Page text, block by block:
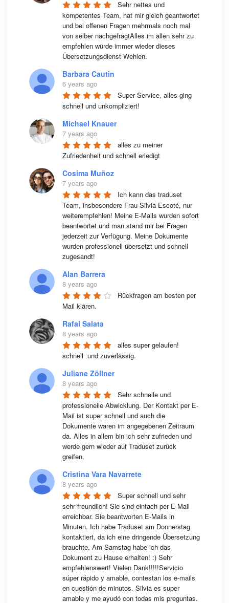
Sehr nettes und
kompetentes Team, hat mir gleich geantwortet
und bei offenen Fragen mehrmals noch mal
von selber nachgefragtAlles im allen sehr zu
empfehlen würde immer wieder dieses
Übersetzungsdienst Wehlen.
Barbara Cautin
6 years ago
Super Service, alles ging
schnell und unkompliziert!
Michael Knauer
7 years ago
alles zu meiner
Zufriedenheit und schnell erledigt
Cosima Muñoz
7 years ago
Ich kann das traduset
Team, insbesondere Frau Silvia Escoté, nur
weiterempfehlen! Meine E-Mails wurden sofort
beantwortet und man stand mir bei Fragen
jederzeit zur Verfügung. Meine Dokumente
wurden professionell übersetzt und schnell
zugesandt!
Alan Barrera
8 years ago
Rückfragen am besten per
Mail klären.
Rafal Salata
8 years ago
alles super gelaufen!
schnell  und zuverlässig.
Juliane Zöllner
8 years ago
Sehr schnelle und
professionelle Abwicklung. Der Kontakt per E-
Mail ist super schnell und auch die
Dokumente waren im angegebenen Zeitraum
da. Alles in allem bin ich sehr zufrieden und
werde gern wieder auf Traduset zurück
greifen.
Cristina Vara Navarrete
8 years ago
Super schnell und sehr
sehr freundlich! Sie sind einfach per E-Mail
erreichbar. Sie beantworten E-Mails in
Minuten. Ich habe Traduset am Donnerstag
kontaktiert, da ich eine dringende Übersetzung
brauchte. Am Samstag habe ich das
Dokument zu Hause erhalten! :) Sehr
empfehlenswert! Vielen Dank!!!!!Servicio
súper rápido y amable, contestan los e-mails
en cuestión de minutos. Silvia es super
amable y me ayudó con todas mis preguntas.